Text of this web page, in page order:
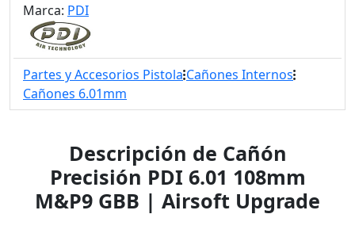
Marca: PDI
Partes y Accesorios Pistola Cañones Internos
Cañones 6.01mm
Descripción de Cañón
Precisión PDI 6.01 108mm
M&P9 GBB | Airsoft Upgrade